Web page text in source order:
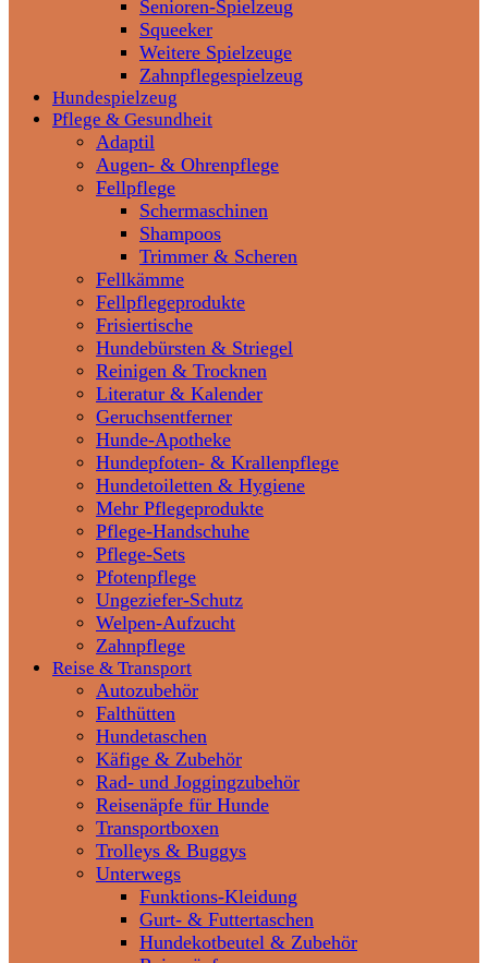
Senioren-Spielzeug
Squeeker
Weitere Spielzeuge
Zahnpflegespielzeug
Hundespielzeug
Pflege & Gesundheit
Adaptil
Augen- & Ohrenpflege
Fellpflege
Schermaschinen
Shampoos
Trimmer & Scheren
Fellkämme
Fellpflegeprodukte
Frisiertische
Hundebürsten & Striegel
Reinigen & Trocknen
Literatur & Kalender
Geruchsentferner
Hunde-Apotheke
Hundepfoten- & Krallenpflege
Hundetoiletten & Hygiene
Mehr Pflegeprodukte
Pflege-Handschuhe
Pflege-Sets
Pfotenpflege
Ungeziefer-Schutz
Welpen-Aufzucht
Zahnpflege
Reise & Transport
Autozubehör
Falthütten
Hundetaschen
Käfige & Zubehör
Rad- und Joggingzubehör
Reisenäpfe für Hunde
Transportboxen
Trolleys & Buggys
Unterwegs
Funktions-Kleidung
Gurt- & Futtertaschen
Hundekotbeutel & Zubehör